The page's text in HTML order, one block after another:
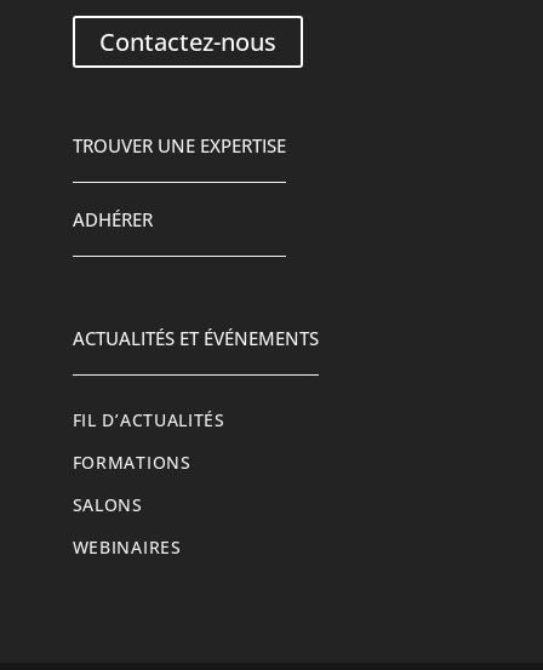
Contactez-nous
TROUVER UNE EXPERTISE
ADHÉRER
ACTUALITÉS ET ÉVÉNEMENTS
FIL D’ACTUALITÉS
FORMATIONS
SALONS
WEBINAIRES